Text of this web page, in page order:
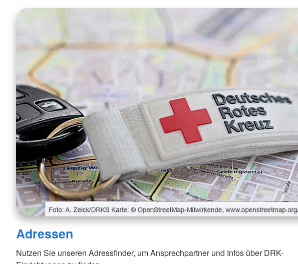
Adressen
Nutzen Sie unseren Adressfinder, um Ansprechpartner und Infos über DRK-